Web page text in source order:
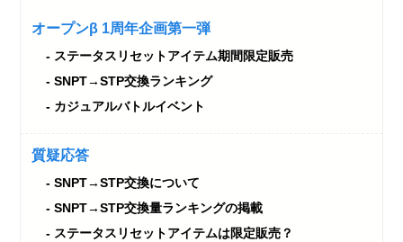
オープンβ 1周年企画第一弾
ステータスリセットアイテム期間限定販売
SNPT→STP交換ランキング
カジュアルバトルイベント
質疑応答
SNPT→STP交換について
SNPT→STP交換量ランキングの掲載
ステータスリセットアイテムは限定販売？